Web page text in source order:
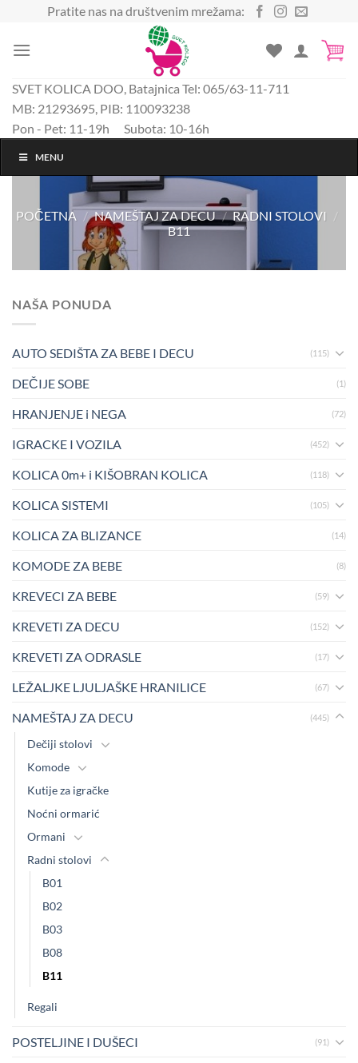
sadržaj
Pratite nas na društvenim mrežama:
SVET KOLICA DOO, Batajnica Tel: 065/63-11-711
MB: 21293695, PIB: 110093238
Pon - Pet: 11-19h Subota: 10-16h
MENU
POČETNA / NAMEŠTAJ ZA DECU / RADNI STOLOVI
/
B11
NAŠA PONUDA
AUTO SEDIŠTA ZA BEBE I DECU (115)
DEČIJE SOBE (1)
HRANJENJE i NEGA (72)
IGRACKE I VOZILA (452)
KOLICA 0m+ i KIŠOBRAN KOLICA (118)
KOLICA SISTEMI (105)
KOLICA ZA BLIZANCE (14)
KOMODE ZA BEBE (8)
KREVECI ZA BEBE (59)
KREVETI ZA DECU (152)
KREVETI ZA ODRASLE (17)
LEŽALJKE LJULJAŠKE HRANILICE (67)
NAMEŠTAJ ZA DECU (445)
Dečiji stolovi
Komode
Kutije za igračke
Noćni ormarić
Ormani
Radni stolovi
B01
B02
B03
B08
B11
Regali
POSTELJINE I DUŠECI (91)